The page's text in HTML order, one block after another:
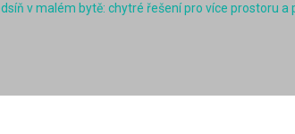
v malém bytě: chytré řešení pro více prostoru a